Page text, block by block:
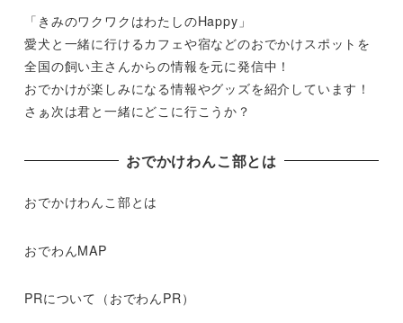
「きみのワクワクはわたしのHappy」
愛犬と一緒に行けるカフェや宿などのおでかけスポットを
全国の飼い主さんからの情報を元に発信中！
おでかけが楽しみになる情報やグッズを紹介しています！
さぁ次は君と一緒にどこに行こうか？
おでかけわんこ部とは
おでかけわんこ部とは
おでわんMAP
PRについて（おでわんPR）